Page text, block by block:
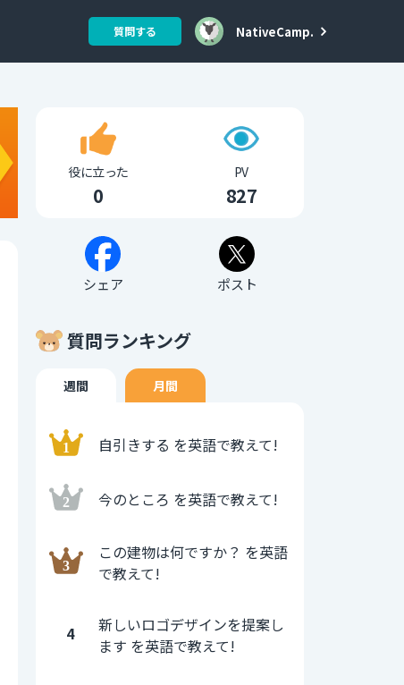
質問する NativeCamp.
役に立った
0
PV
827
シェア ポスト
質問ランキング
週間 月間
自引きする を英語で教えて!
今のところ を英語で教えて!
この建物は何ですか？ を英語
で教えて!
4
新しいロゴデザインを提案し
ます を英語で教えて!